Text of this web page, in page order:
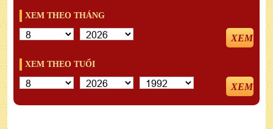
XEM THEO THÁNG
XEM
XEM THEO TUỔI
XEM